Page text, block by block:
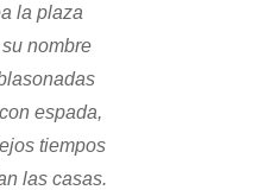
la plaza
nombre
espada,
tiempos
las casas.